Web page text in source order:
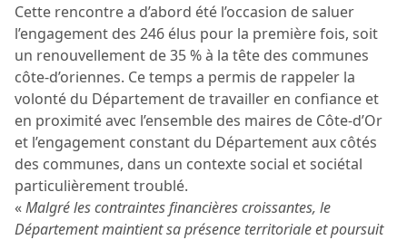
Cette rencontre a d’abord été l’occasion de saluer
l’engagement des 246 élus pour la première fois, soit
un renouvellement de 35 % à la tête des communes
côte-d’oriennes. Ce temps a permis de rappeler la
volonté du Département de travailler en confiance et
en proximité avec l’ensemble des maires de Côte-d’Or
et l’engagement constant du Département aux côtés
des communes, dans un contexte social et sociétal
particulièrement troublé.
«Malgré les contraintes financières croissantes, le
Département maintient sa présence territoriale et poursuit